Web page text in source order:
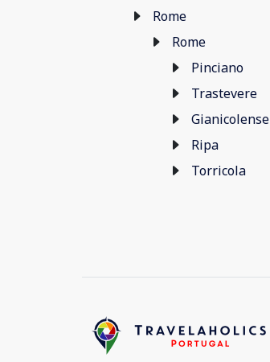
Rome
Rome
Pinciano
Trastevere
Gianicolense
Ripa
Torricola